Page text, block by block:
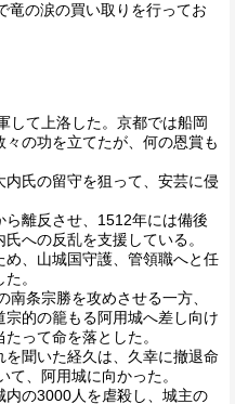
竜の涙の買い取りを行ってお
して上洛した。京都では船岡
の功を立てたが、何の恩賞も
氏の留守を狙って、安芸に侵
離反させ、1512年には備後
への反乱を支援している。
、山城国守護、管領職へと任
。
条宗勝を攻めさせる一方、
的の籠もる阿用城へ差し向け
って命を落とした。
聞いた経久は、久幸に撤退命
、阿用城に向かった。
の3000人を虐殺し、城主の